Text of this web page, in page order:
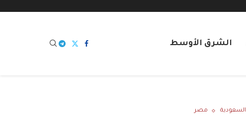
الشرق الأوسط
السعودية مصر